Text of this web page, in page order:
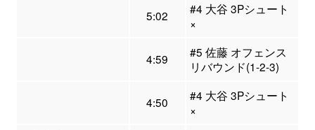
5:02
#4 大谷 3Pシュート
×
4:59
#5 佐藤 オフェンス
リバウンド(1-2-3)
4:50
#4 大谷 3Pシュート
×